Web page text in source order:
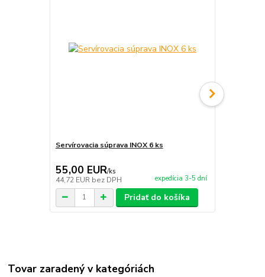
Servírovacia súprava INOX 6 ks
55,00 EUR/ks
44,72 EUR bez DPH expedícia 3-5 dní
Pridať do košíka
Tovar zaradený v kategóriách